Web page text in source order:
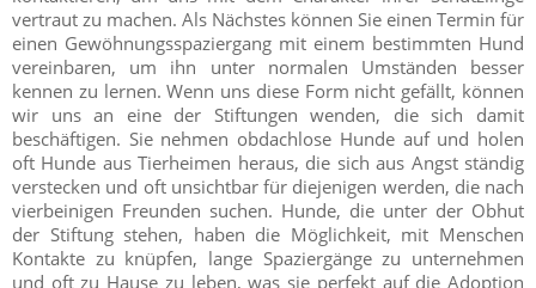
vertraut zu machen. Als Nächstes können Sie einen Termin für
einen Gewöhnungsspaziergang mit einem bestimmten Hund
vereinbaren, um ihn unter normalen Umständen besser
kennen zu lernen. Wenn uns diese Form nicht gefällt, können
wir uns an eine der Stiftungen wenden, die sich damit
beschäftigen. Sie nehmen obdachlose Hunde auf und holen
oft Hunde aus Tierheimen heraus, die sich aus Angst ständig
verstecken und oft unsichtbar für diejenigen werden, die nach
vierbeinigen Freunden suchen. Hunde, die unter der Obhut
der Stiftung stehen, haben die Möglichkeit, mit Menschen
Kontakte zu knüpfen, lange Spaziergänge zu unternehmen
und oft zu Hause zu leben, was sie perfekt auf die Adoption